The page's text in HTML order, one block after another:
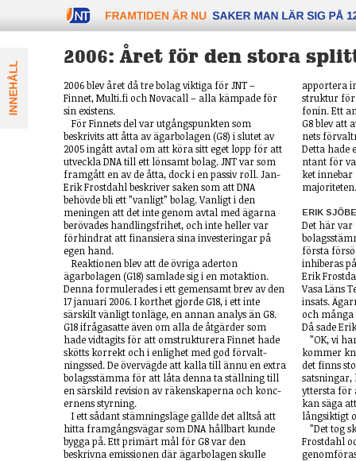
FRAMTIDEN äR NU
2006: Året för den stora
2006 blev året då tre bolag viktiga för JNT –
Finnet, Multi.fi och Novacall – alla kämpade för
sin existens.
För Finnets del var utgångspunkten som
beskrivits att åtta av ägarbolagen (G8) i slutet av
2005 ingått avtal om att köra sitt eget lopp för att
utveckla DNA till ett lönsamt bolag. JNT var som
framgått en av de åtta, dock i en passiv roll. Jan-
Erik Frostdahl beskriver saken som att DNA
behövde bli ett ”vanligt” bolag. Vanligt i den
meningen att det inte genom avtal med ägarna
berövades handlingsfrihet, och inte heller var
förhindrat att finansiera sina investeringar på
egen hand.
Reaktionen blev att de övriga aderton
ägarbolagen (G18) samlade sig i en motaktion.
Denna formulerades i ett gemensamt brev av den
17 januari 2006. I korthet gjorde G18, i ett inte
särskilt vänligt tonläge, en annan analys än G8.
G18 ifrågasatte även om alla de åtgärder som
hade vidtagits för att omstrukturera Finnet hade
skötts korrekt och i enlighet med god för­valt­
ningssed. De övervägde att kalla till ännu en extra
bolagsstämma för att låta denna ta ställning till
en sär­skild revi­sion av räken­skap­erna och konc­
ernens styrning.
I ett sådant stämningsläge gällde det alltså att
hitta framgångsvägar som DNA hållbart kunde
bygga på. Ett primärt mål för G8 var den
beskrivna emissionen där ägarbolagen skulle
apportera
struk­tur
fonin. Ett
G8 blev att
nets
Detta hade
ntant för
ket inne­bar
maj­ori­teten.
ERIK
Det här
första
inhiberas
Erik
Vasa Läns
insats.
och många
Då sade
”OK, vi
kommer
det finns
satsningar,
yttersta för
kan säga
långsiktigt
”Det tog
Frostdahl